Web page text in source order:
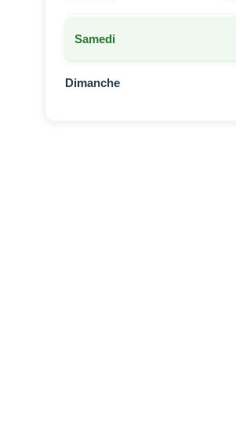
Samedi
Dimanche